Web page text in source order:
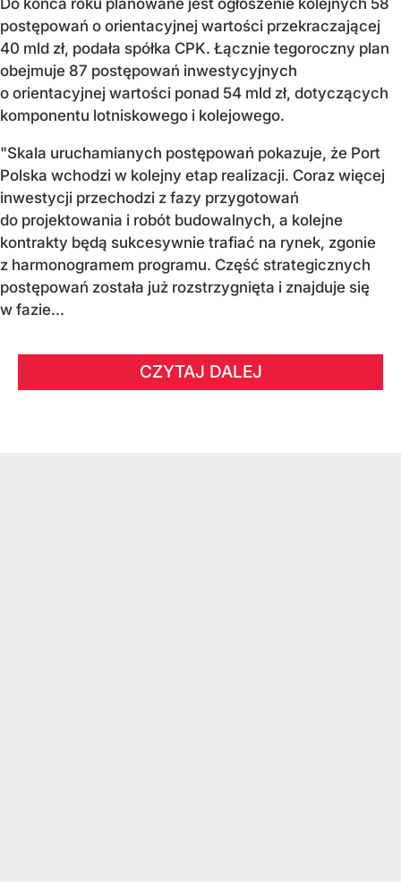
postępowań o orientacyjnej wartości przekraczającej
40 mld zł, podała spółka CPK. Łącznie tegoroczny plan
obejmuje 87 postępowań inwestycyjnych
o orientacyjnej wartości ponad 54 mld zł, dotyczących
komponentu lotniskowego i kolejowego.
"Skala uruchamianych postępowań pokazuje, że Port
Polska wchodzi w kolejny etap realizacji. Coraz więcej
inwestycji przechodzi z fazy przygotowań
do projektowania i robót budowalnych, a kolejne
kontrakty będą sukcesywnie trafiać na rynek, zgonie
z harmonogramem programu. Część strategicznych
postępowań została już rozstrzygnięta i znajduje się
w fazie...
CZYTAJ DALEJ